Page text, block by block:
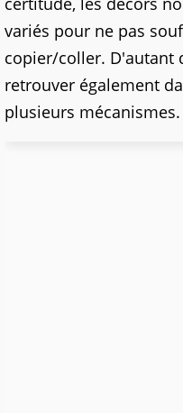
variés pour ne pas
copier/coller. D'autant
retrouver également
plusieurs mécanismes.